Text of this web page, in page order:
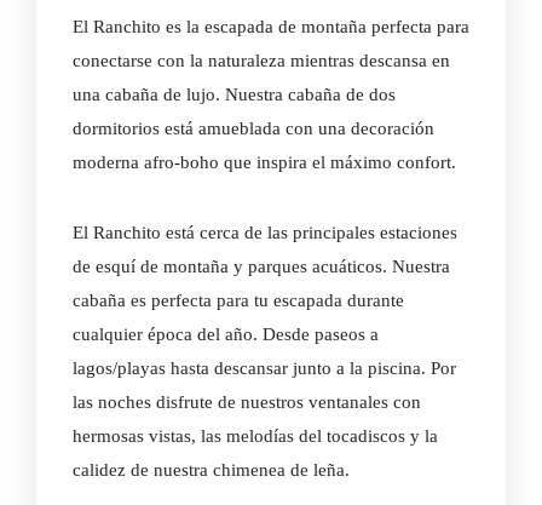
El Ranchito es la escapada de montaña perfecta para
conectarse con la naturaleza mientras descansa en
una cabaña de lujo. Nuestra cabaña de dos
dormitorios está amueblada con una decoración
moderna afro-boho que inspira el máximo confort.
El Ranchito está cerca de las principales estaciones
de esquí de montaña y parques acuáticos. Nuestra
cabaña es perfecta para tu escapada durante
cualquier época del año. Desde paseos a
lagos/playas hasta descansar junto a la piscina. Por
las noches disfrute de nuestros ventanales con
hermosas vistas, las melodías del tocadiscos y la
calidez de nuestra chimenea de leña.